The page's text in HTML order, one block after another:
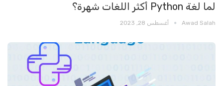
لما لغة Python أكثر اللغات شهرة؟
Awad Salah أغسطس 28, 2023